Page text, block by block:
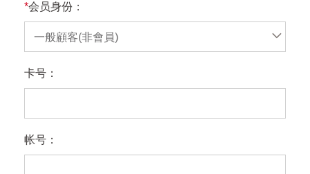
*会员身份：
一般顧客(非會員)
卡号：
帐号：